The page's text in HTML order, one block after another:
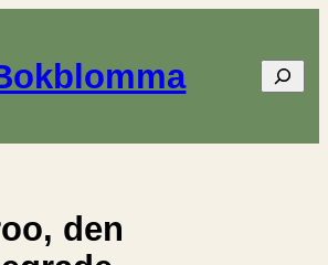
Sök
den